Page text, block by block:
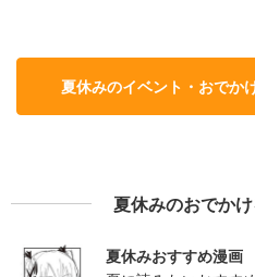
夏休みのイベント・おでか
夏休みのおでか
夏休みおすすめ漫画